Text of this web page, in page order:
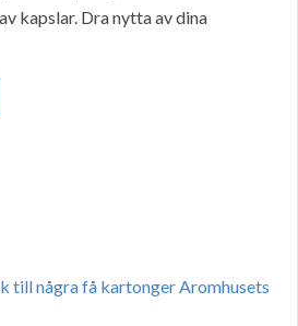
kapslar. Dra nytta av dina
till några få kartonger Aromhusets